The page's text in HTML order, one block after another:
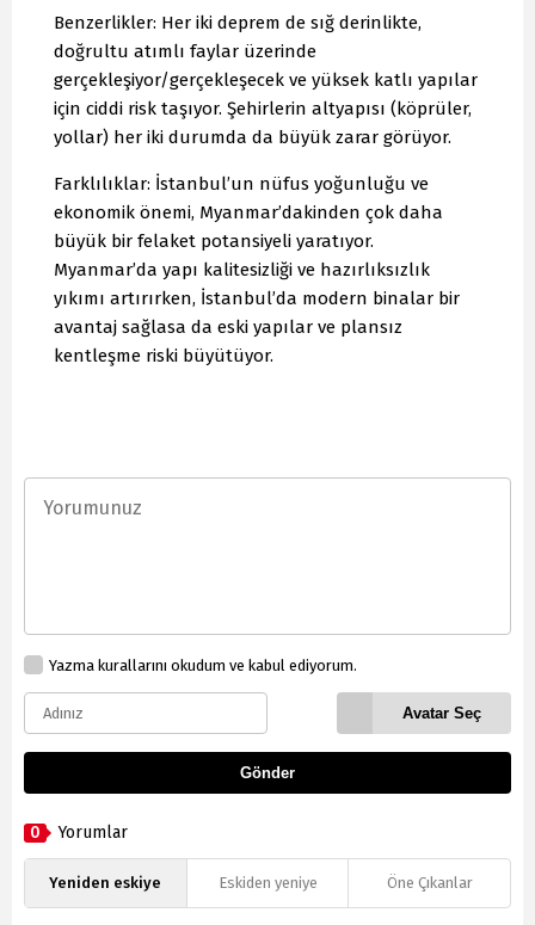
Benzerlikler: Her iki deprem de sığ derinlikte,
doğrultu atımlı faylar üzerinde
gerçekleşiyor/gerçekleşecek ve yüksek katlı yapılar
için ciddi risk taşıyor. Şehirlerin altyapısı (köprüler,
yollar) her iki durumda da büyük zarar görüyor.
Farklılıklar: İstanbul’un nüfus yoğunluğu ve
ekonomik önemi, Myanmar’dakinden çok daha
büyük bir felaket potansiyeli yaratıyor.
Myanmar’da yapı kalitesizliği ve hazırlıksızlık
yıkımı artırırken, İstanbul’da modern binalar bir
avantaj sağlasa da eski yapılar ve plansız
kentleşme riski büyütüyor.
Yazma kurallarını okudum ve kabul ediyorum.
Avatar Seç
Gönder
0 Yorumlar
Yeniden eskiye Eskiden yeniye Öne Çıkanlar